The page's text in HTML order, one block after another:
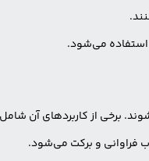
استفاده می‌شود.
برخی از کاربردهای آن
فراوانی و برکت می‌شود.